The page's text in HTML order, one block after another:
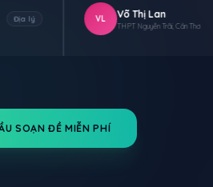
Địa lý VL
THPT
SOẠN ĐỀ MIỄN PHÍ